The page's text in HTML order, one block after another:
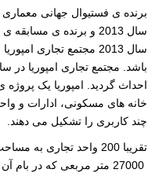
برنده ی فستیوال جهانی
سال 2013 و برنده ی مسابقه ی
سال 2013 مجتمع تجاری امپوریا (
احداث گردید. امپوریا یک
خانه های مسکونی، ادارات و
چند کاربری را تشکیل می دهند.